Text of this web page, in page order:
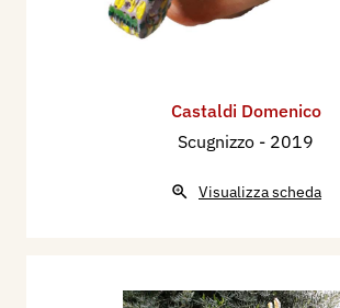
Castaldi Domenico
Scugnizzo - 2019
Visualizza scheda